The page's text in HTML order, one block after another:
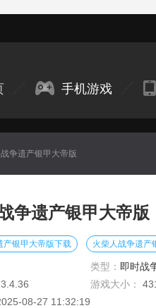
手机游戏
争遗产银甲大帝版
争遗产银甲大帝版
产银甲大帝版下载 火柴人战争遗产
类型： 即时战
游戏大小：
08-27 11:32:19